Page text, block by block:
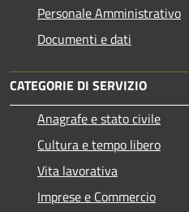
Personale Amministrativo
Documenti e dati
CATEGORIE DI SERVIZIO
Anagrafe e stato civile
Cultura e tempo libero
Vita lavorativa
Imprese e Commercio